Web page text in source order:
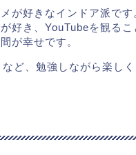
が好きなインドア派です
好き、YouTubeを観るこ
が幸せです。
ど、勉強しながら楽し